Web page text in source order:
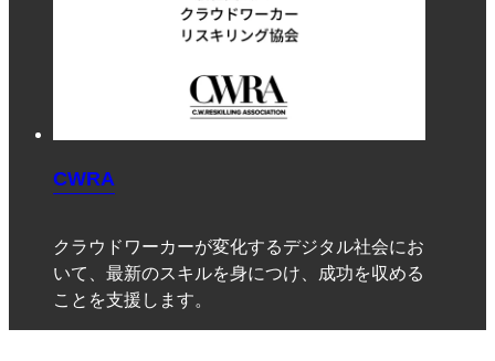
CWRA
クラウドワーカーが変化するデジタル社会にお
いて、最新のスキルを身につけ、成功を収める
ことを支援します。